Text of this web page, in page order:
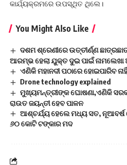
କାର୍ଯ୍ୟକ୍ରମରେ ଉପସ୍ଥିତ ଥିଲେ।
You Might Also Like
ଦଶମ ଶ୍ରେଣୀରେ ଉତ୍ତୀର୍ଣ୍ଣ
ଆରମ୍ଭ ହେଲା ଯୁକ୍ତ ଦୁଇ ପାଇଁ
ଏଣିକି ମହାନଦୀ ପଠାରେ ହୋଇପାରିବ
Drone technology explained
ମୁଖ୍ୟମନ୍ତ୍ରୀଙ୍କ ଘୋଷଣା,ଏଣିକି
ରାଉତ ଜୟନ୍ତୀ ହେବ ପାଳନ
ଆଶ୍ଚର୍ଯ୍ୟ ହେଲେ ମଧ୍ୟ ସତ, ନୂଆବର୍ଷ
୬୦ କୋଟି ଟଙ୍କାର ମଦ